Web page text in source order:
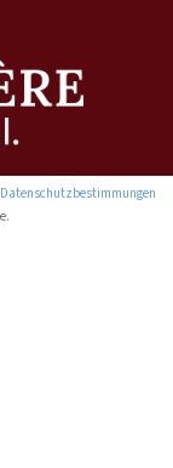
Datenschutzbestimmungen